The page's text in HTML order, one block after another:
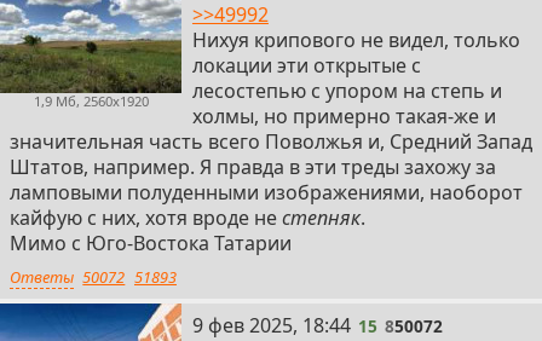
1,9 Мб, 2560x1920
>>49992
Нихуя крипового не видел, только
локации эти открытые с
лесостепью с упором на степь и
холмы, но примерно такая-же и
значительная часть всего Поволжья и, Средний Запад
Штатов, например. Я правда в эти треды захожу за
ламповыми полуденными изображениями, наоборот
кайфую с них, хотя вроде нестепняк.
Мимо с Юго-Востока Татарии
Ответы 50072 51893
15
9 фев 2025, 18:44 15 850072